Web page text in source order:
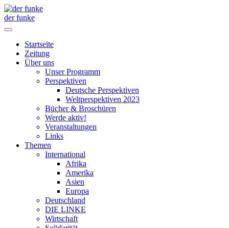
der funke
Startseite
Zeitung
Über uns
Unser Programm
Perspektiven
Deutsche Perspektiven
Weltperspektiven 2023
Bücher & Broschüren
Werde aktiv!
Veranstaltungen
Links
Themen
International
Afrika
Amerika
Asien
Europa
Deutschland
DIE LINKE
Wirtschaft